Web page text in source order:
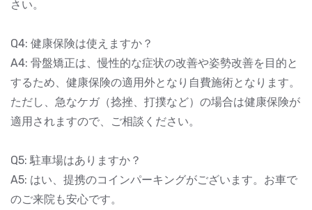
さい。
Q4: 健康保険は使えますか？
A4: 骨盤矯正は、慢性的な症状の改善や姿勢改善を目的と
するため、健康保険の適用外となり自費施術となります。
ただし、急なケガ（捻挫、打撲など）の場合は健康保険が
適用されますので、ご相談ください。
Q5: 駐車場はありますか？
A5: はい、提携のコインパーキングがございます。お車で
のご来院も安心です。